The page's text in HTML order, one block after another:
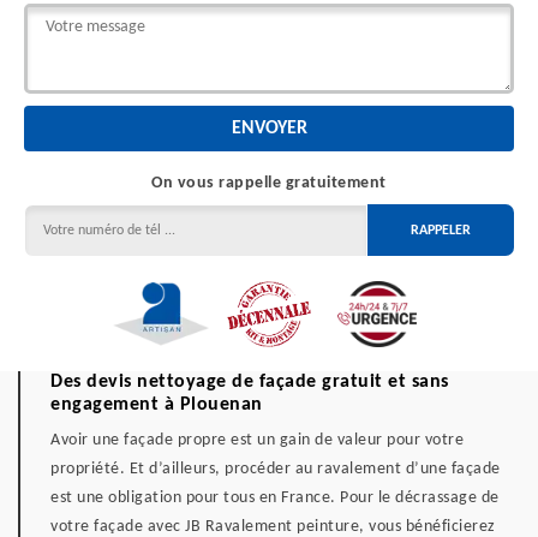
On vous rappelle gratuitement
Des devis nettoyage de façade gratuit et sans
engagement à Plouenan
Avoir une façade propre est un gain de valeur pour votre
propriété. Et d’ailleurs, procéder au ravalement d’une façade
est une obligation pour tous en France. Pour le décrassage de
votre façade avec JB Ravalement peinture, vous bénéficierez